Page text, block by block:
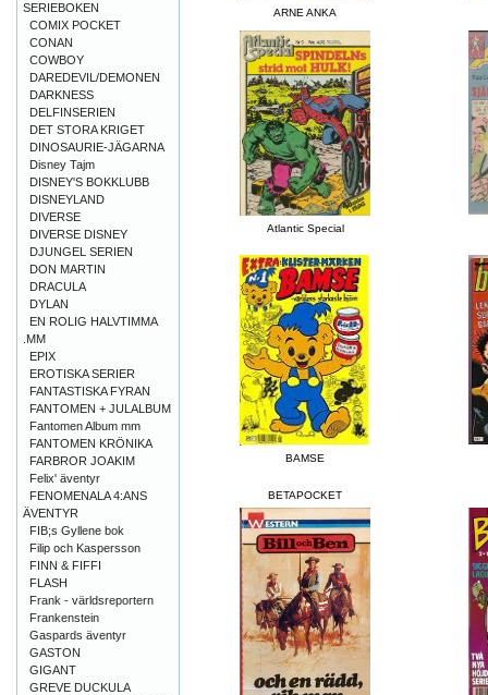
ARNE ANKA
Atlantic Special
BAMSE
BETAPOCKET
SERIEBOKEN
COMIX POCKET
CONAN
COWBOY
DAREDEVIL/DEMONEN
DARKNESS
DELFINSERIEN
DET STORA KRIGET
DINOSAURIE-JÄGARNA
Disney Tajm
DISNEY'S BOKKLUBB
DISNEYLAND
DIVERSE
DIVERSE DISNEY
DJUNGEL SERIEN
DON MARTIN
DRACULA
DYLAN
EN ROLIG HALVTIMMA
.MM
EPIX
EROTISKA SERIER
FANTASTISKA FYRAN
FANTOMEN + JULALBUM
Fantomen Album mm
FANTOMEN KRÖNIKA
FARBROR JOAKIM
Felix' äventyr
FENOMENALA 4:ANS
ÄVENTYR
FIB;s Gyllene bok
Filip och Kaspersson
FINN & FIFFI
FLASH
Frank - världsreportern
Frankenstein
Gaspards äventyr
GASTON
GIGANT
GREVE DUCKULA